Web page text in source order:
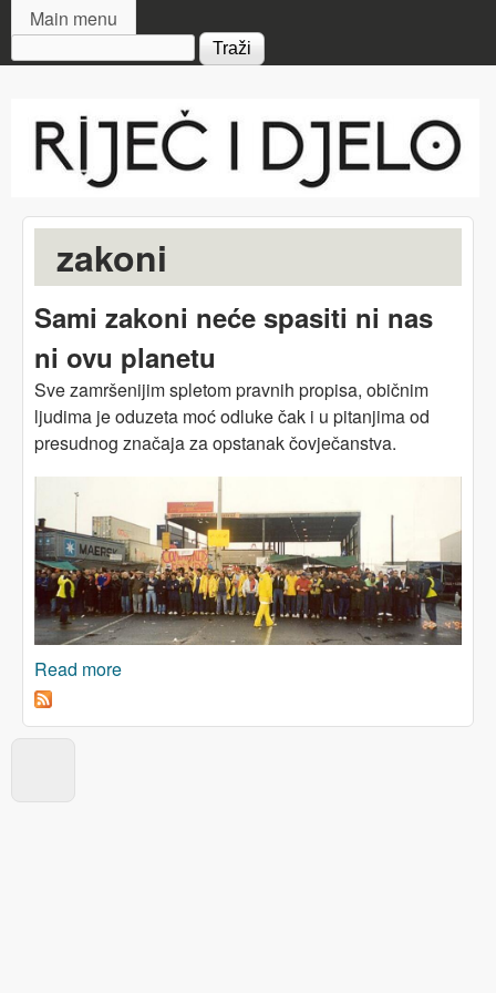
MAIN MENU
Main menu
Search form
i djelo
zakoni
Sami zakoni neće spasiti ni nas
ni ovu planetu
Sve zamršenijim spletom pravnih propisa, običnim
ljudima je oduzeta moć odluke čak i u pitanjima od
presudnog značaja za opstanak čovječanstva.
Read more